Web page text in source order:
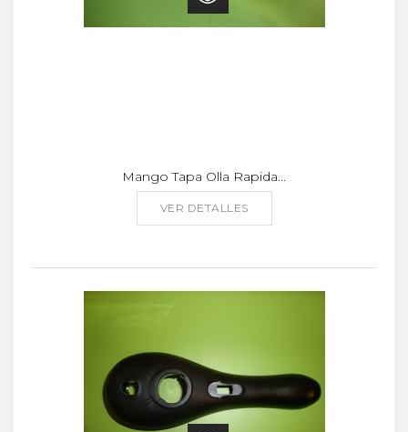
Mango Tapa Olla Rapida...
VER DETALLES